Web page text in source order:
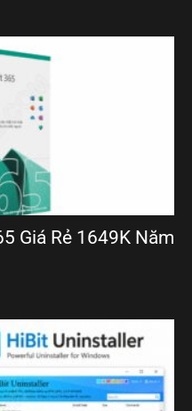
Giá Rẻ 1649K Năm